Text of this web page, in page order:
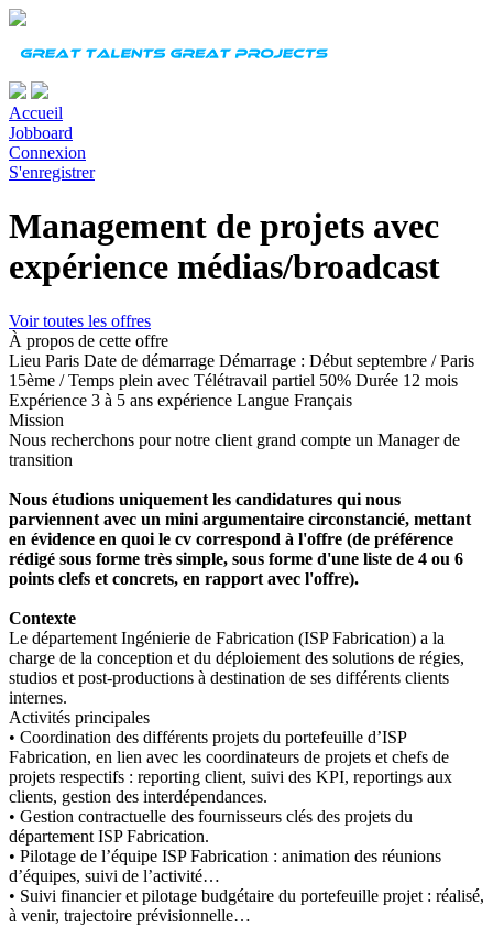
Accueil
Jobboard
Connexion
S'enregistrer
Management de projets avec
expérience médias/broadcast
Voir toutes les offres
À propos de cette offre
Lieu Paris Date de démarrage Démarrage : Début septembre / Paris
15ème / Temps plein avec Télétravail partiel 50% Durée 12 mois
Expérience 3 à 5 ans expérience Langue Français
Mission
Nous recherchons pour notre client grand compte un Manager de
transition
Nous étudions uniquement les candidatures qui nous
parviennent avec un mini argumentaire circonstancié, mettant
en évidence en quoi le cv correspond à l'offre (de préférence
rédigé sous forme très simple, sous forme d'une liste de 4 ou 6
points clefs et concrets, en rapport avec l'offre).
Contexte
Le département Ingénierie de Fabrication (ISP Fabrication) a la
charge de la conception et du déploiement des solutions de régies,
studios et post-productions à destination de ses différents clients
internes.
Activités principales
• Coordination des différents projets du portefeuille d’ISP
Fabrication, en lien avec les coordinateurs de projets et chefs de
projets respectifs : reporting client, suivi des KPI, reportings aux
clients, gestion des interdépendances.
• Gestion contractuelle des fournisseurs clés des projets du
département ISP Fabrication.
• Pilotage de l’équipe ISP Fabrication : animation des réunions
d’équipes, suivi de l’activité…
• Suivi financier et pilotage budgétaire du portefeuille projet : réalisé,
à venir, trajectoire prévisionnelle…